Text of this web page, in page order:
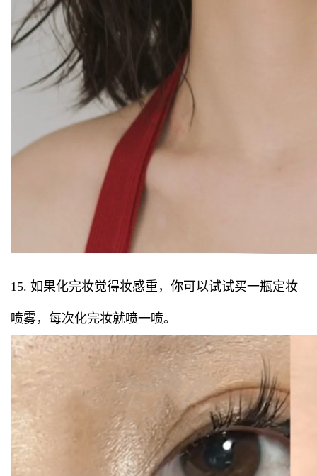
15. 如果化完妆觉得妆感重，你可以试试买一瓶定妆
喷雾，每次化完妆就喷一喷。